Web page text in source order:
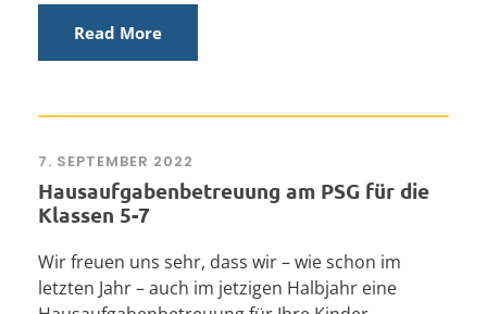
Read More
7. SEPTEMBER 2022
Hausaufgabenbetreuung am PSG für die
Klassen 5-7
Wir freuen uns sehr, dass wir – wie schon im
letzten Jahr – auch im jetzigen Halbjahr eine